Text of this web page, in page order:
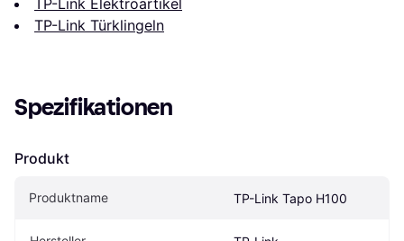
TP-Link Elektroartikel
TP-Link Türklingeln
Spezifikationen
Produkt
Produktname TP-Link Tapo H100